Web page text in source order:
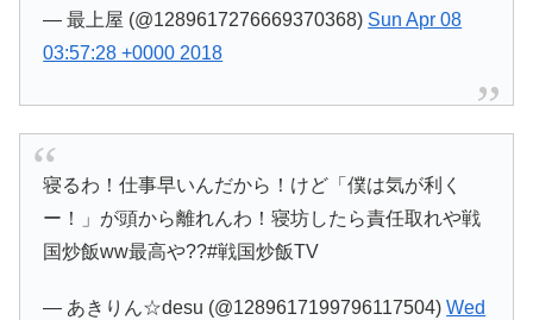
— 最上屋 (@1289617276669370368) Sun Apr 08
03:57:28 +0000 2018
寝るわ！仕事早いんだから！けど「僕は気が利く
ー！」が頭から離れんわ！寝坊したら責任取れや戦
国炒飯ww最高や??#戦国炒飯TV
— あきりん☆desu (@1289617199796117504)Wed